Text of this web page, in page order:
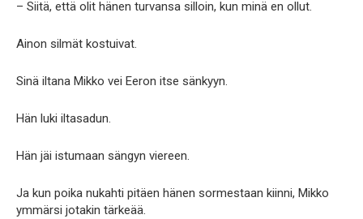
– Siitä, että olit hänen turvansa silloin, kun minä en ollut.
Ainon silmät kostuivat.
Sinä iltana Mikko vei Eeron itse sänkyyn.
Hän luki iltasadun.
Hän jäi istumaan sängyn viereen.
Ja kun poika nukahti pitäen hänen sormestaan kiinni, Mikko
ymmärsi jotakin tärkeää.